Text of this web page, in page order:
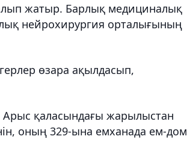
жатыр. Барлық медициналық
нейрохирургия орталығының
өзара ақылдасып,
Арыс қаласындағы жарылыстан
оның 329-ына емханада ем-дом